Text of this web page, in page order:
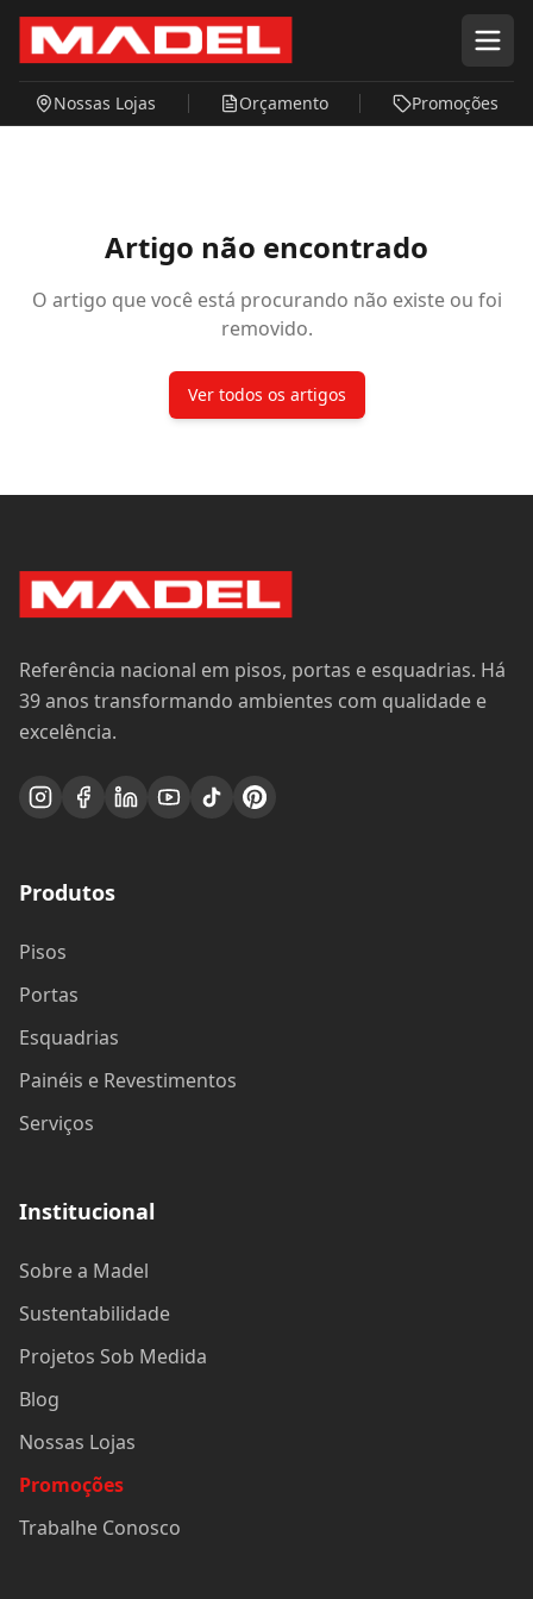
Pular para o conteúdo principal
Nossas Lojas Orçamento Promoções
Artigo não encontrado
O artigo que você está procurando não existe ou foi
removido.
Ver todos os artigos
Referência nacional em pisos, portas e esquadrias. Há
39 anos transformando ambientes com qualidade e
excelência.
Produtos
Pisos
Portas
Esquadrias
Painéis e Revestimentos
Serviços
Institucional
Sobre a Madel
Sustentabilidade
Projetos Sob Medida
Blog
Nossas Lojas
Promoções
Trabalhe Conosco